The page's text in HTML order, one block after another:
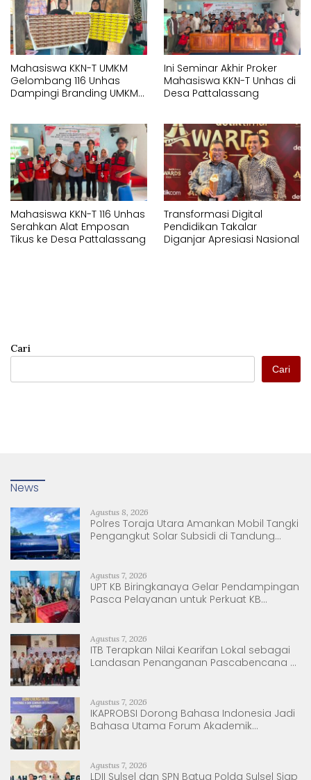
Mahasiswa KKN-T UMKM
Gelombang 116 Unhas
Dampingi Branding UMKM
Ini Seminar Akhir Proker
Mahasiswa KKN-T Unhas di
Desa Pattalassang
Mahasiswa KKN-T 116 Unhas
Serahkan Alat Emposan
Tikus ke Desa Pattalassang
Transformasi Digital
Pendidikan Takalar
Diganjar Apresiasi Nasional
Cari
Cari
News
Agustus 8, 2026
Polres Toraja Utara Amankan Mobil Tangki
Pengangkut Solar Subsidi di Tandung
Agustus 7, 2026
UPT KB Biringkanaya Gelar Pendampingan
Pasca Pelayanan untuk Perkuat KB
Agustus 7, 2026
ITB Terapkan Nilai Kearifan Lokal sebagai
Landasan Penanganan Pascabencana di
Agustus 7, 2026
IKAPROBSI Dorong Bahasa Indonesia Jadi
Bahasa Utama Forum Akademik
Agustus 7, 2026
LDII Sulsel dan SPN Batua Polda Sulsel Siap